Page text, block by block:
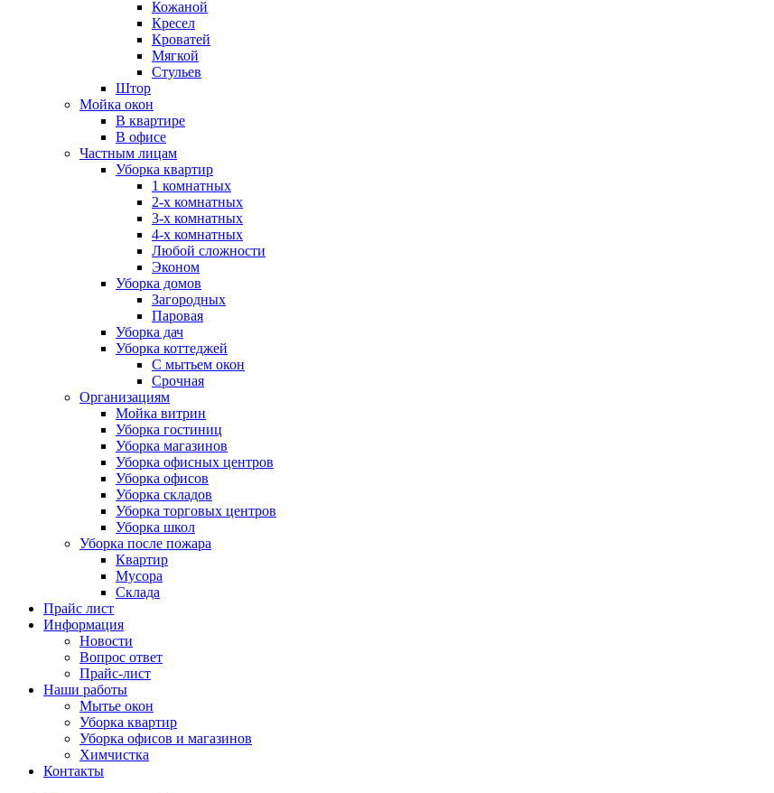
Кожаной
Кресел
Кроватей
Мягкой
Стульев
Штор
Мойка окон
В квартире
В офисе
Частным лицам
Уборка квартир
1 комнатных
2-х комнатных
3-х комнатных
4-х комнатных
Любой сложности
Эконом
Уборка домов
Загородных
Паровая
Уборка дач
Уборка коттеджей
С мытьем окон
Срочная
Организациям
Мойка витрин
Уборка гостиниц
Уборка магазинов
Уборка офисных центров
Уборка офисов
Уборка складов
Уборка торговых центров
Уборка школ
Уборка после пожара
Квартир
Мусора
Склада
Прайс лист
Информация
Новости
Вопрос ответ
Прайс-лист
Наши работы
Мытье окон
Уборка квартир
Уборка офисов и магазинов
Химчистка
Контакты